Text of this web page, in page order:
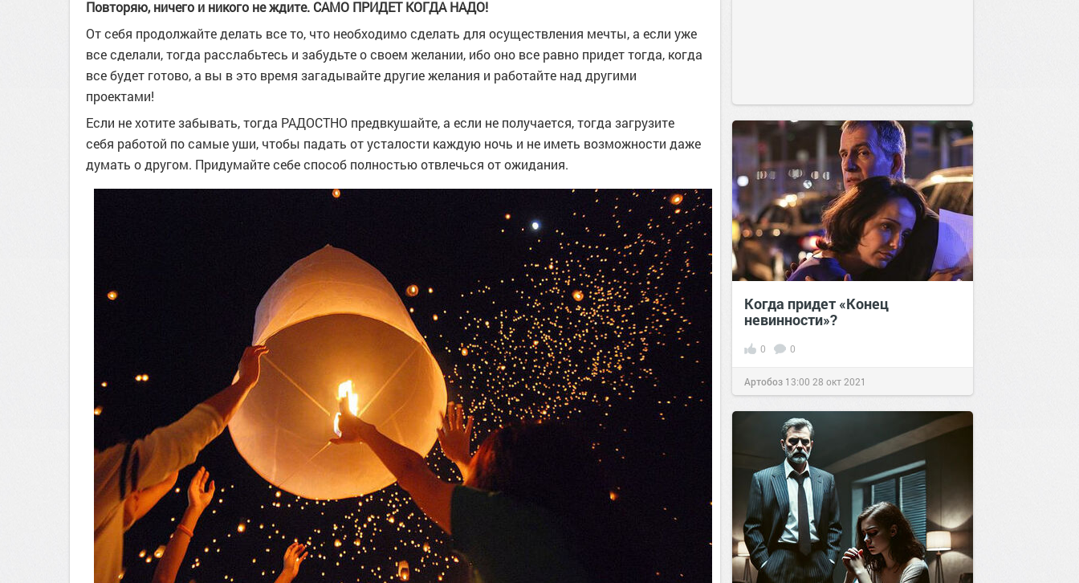
Повторяю, ничего и никого не ждите. САМО ПРИДЕТ КОГДА НАДО!
От себя продолжайте делать все то, что необходимо сделать для осуществления мечты, а если уже
все сделали, тогда расслабьтесь и забудьте о своем желании, ибо оно все равно придет тогда, когда
все будет готово, а вы в это время загадывайте другие желания и работайте над другими
проектами!
Если не хотите забывать, тогда РАДОСТНО предвкушайте, а если не получается, тогда загрузите
себя работой по самые уши, чтобы падать от усталости каждую ночь и не иметь возможности даже
думать о другом. Придумайте себе способ полностью отвлечься от ожидания.
Когда придет «Конец
невинности»?
0 0
Артобоз 13:00 28 окт 2021